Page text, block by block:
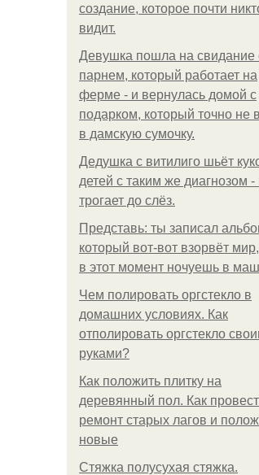
создание, которое почти
видит.
Девушка пошла на свидание
парнем, который работает на
ферме - и вернулась домой с
подарком, который точно не
в дамскую сумочку.
Дедушка с витилиго шьёт
детей с таким же диагнозом -
трогает до слёз.
Представь: ты записал
который вот-вот взорвёт
в этот момент ночуешь в
Чем полировать оргстекло в
домашних условиях. Как
отполировать оргстекло
руками?
Как положить плитку на
деревянный пол. Как
ремонт старых лагов и
новые
Стяжка полусухая стяжка.